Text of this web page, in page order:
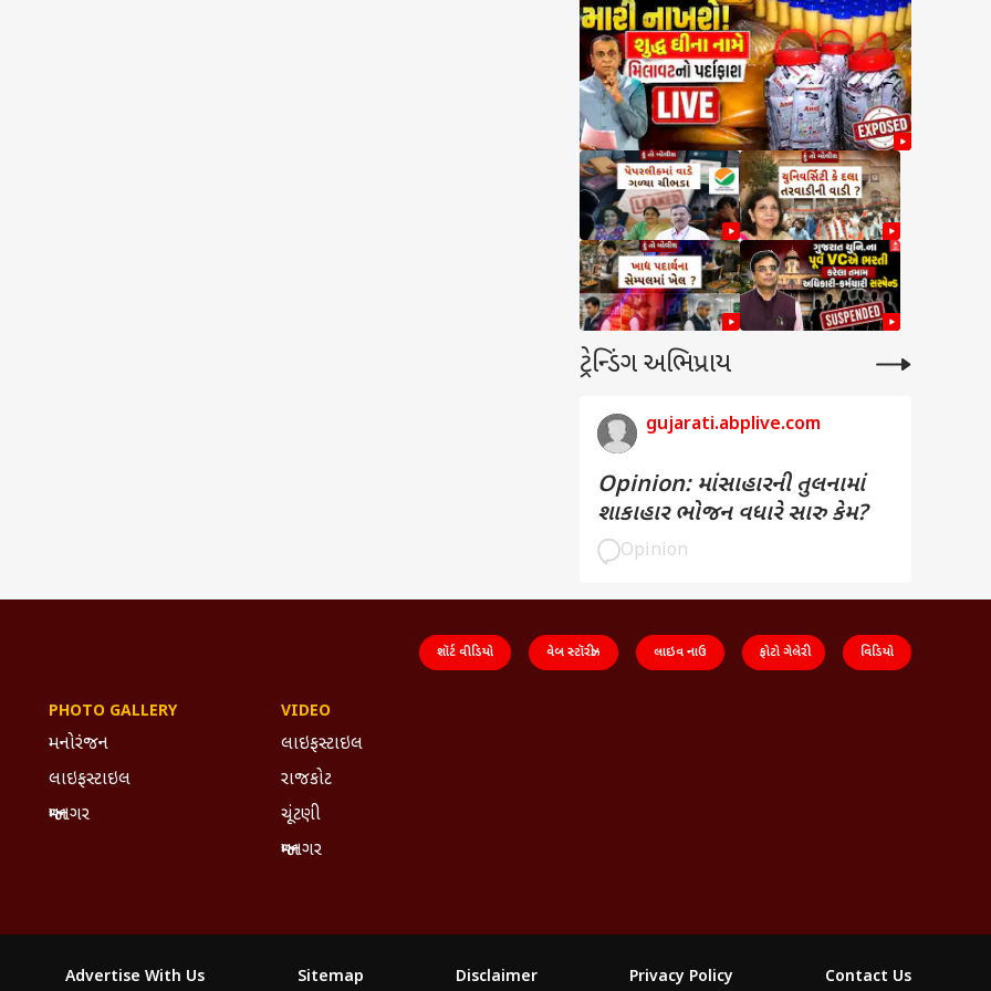
ટ્રેન્ડિંગ અભિપ્રાય
gujarati.abplive.com
Opinion: માંસાહારની તુલનામાં
શાકાહાર ભોજન વધારે સારુ કેમ?
Opinion
શૉર્ટ વીડિયો વેબ સ્ટૉરીઝ લાઇવ નાઉ ફોટો ગેલેરી વિડિયો
PHOTO GALLERY
મનોરંજન
લાઇફસ્ટાઇલ
જામનગર
VIDEO
લાઇફસ્ટાઇલ
રાજકોટ
ચૂંટણી
જામનગર
Advertise With Us Sitemap Disclaimer Privacy Policy Contact Us